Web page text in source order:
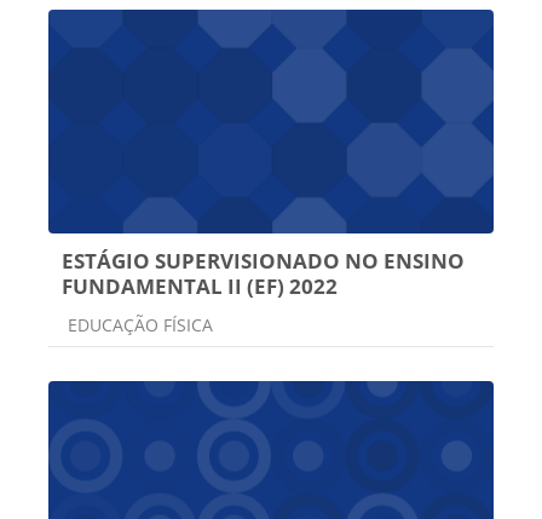
ESTÁGIO SUPERVISIONADO NO ENSINO
FUNDAMENTAL II (EF) 2022
Categoria do curso
EDUCAÇÃO FÍSICA